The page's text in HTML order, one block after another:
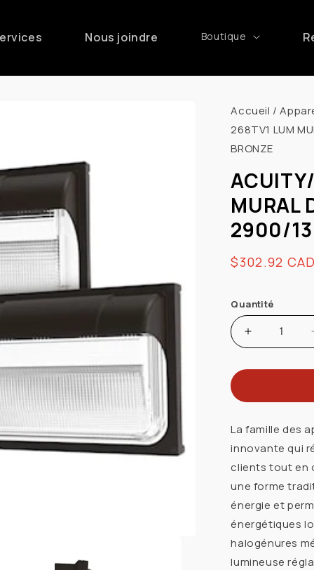
Nous joindre Boutique
Accueil /
268TV1 LUM
BRONZE
MURAL
2900/
Prix
$302.92 CAD
Quantité
Augmenter
quantité
ACUITY/
268TV1
MURAL
DEL
108W
2900/
5K
347V
BRONZE
La famille des
innovante qui
clients tout en
une forme
énergie et
énergétiques
halogénures
lumineuse